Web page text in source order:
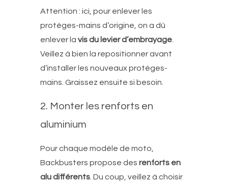
Attention : ici, pour enlever les
protèges-mains d’origine, on a dû
enlever la vis du levier d’embrayage.
Veillez à bien la repositionner avant
d’installer les nouveaux protèges-
mains. Graissez ensuite si besoin.
2. Monter les renforts en
aluminium
Pour chaque modèle de moto,
Backbusters propose des renforts en
alu différents. Du coup, veillez à choisir